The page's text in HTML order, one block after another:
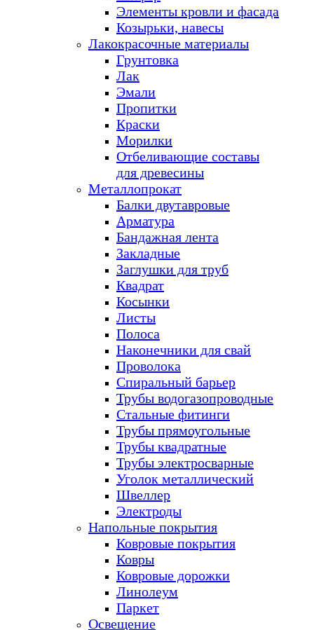
Элементы кровли и фасада
Козырьки, навесы
Лакокрасочные материалы
Грунтовка
Лак
Эмали
Пропитки
Краски
Морилки
Отбеливающие составы
для древесины
Металлопрокат
Балки двутавровые
Арматура
Бандажная лента
Закладные
Заглушки для труб
Квадрат
Косынки
Листы
Полоса
Наконечники для свай
Проволока
Спиральный барьер
Трубы водогазопроводные
Стальные фитинги
Трубы прямоугольные
Трубы квадратные
Трубы электросварные
Уголок металлический
Швеллер
Электроды
Напольные покрытия
Ковровые покрытия
Ковры
Ковровые дорожки
Линолеум
Паркет
Освещение